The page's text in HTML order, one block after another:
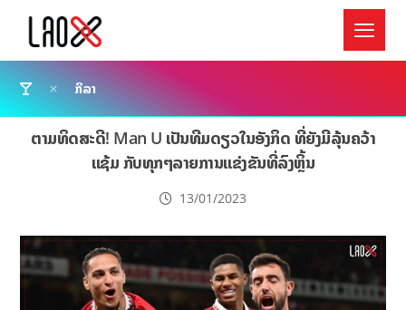
ກິລາ
ຕາມທິດສະດີ! Man U ເປັນທີມດຽວໃນອັງກິດ ທີ່ຍັງມີລຸ້ນຄວ້າ
ແຊ້ມ ກັບທຸກໆລາຍການແຂ່ງຂັນທີ່ລົງຫຼິ້ນ
13/01/2023